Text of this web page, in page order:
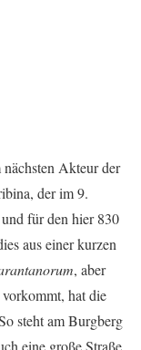
Akteur der
der im 9.
für den hier 830
aus einer kurzen
, aber
hat die
steht am Burgberg
eine große Straße